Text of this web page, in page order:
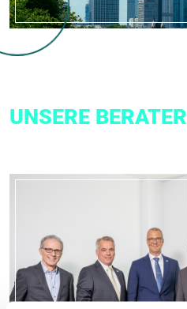
UNSERE BERATER